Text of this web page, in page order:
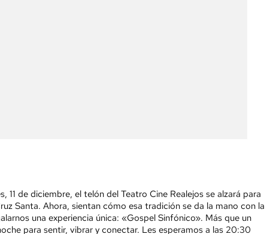
de diciembre, el telón del Teatro Cine Realejos se alzará para
Santa. Ahora, sientan cómo esa tradición se da la mano con la
una experiencia única: «Gospel Sinfónico». Más que un
para sentir, vibrar y conectar. Les esperamos a las 20:30